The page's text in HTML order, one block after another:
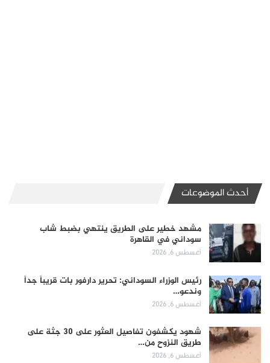
أحدث الموضوعات
مشهد خطير على الطريق ينتهي بضبط شاب
سوداني في القاهرة
أغسطس 6, 2026
رئيس الوزراء السوداني: تحرير دارفور بات قريباً جداً
وندعو…
أغسطس 6, 2026
شهود يكشفون تفاصيل العثور على 30 جثة على
طريق النزوح من…
أغسطس 6, 2026